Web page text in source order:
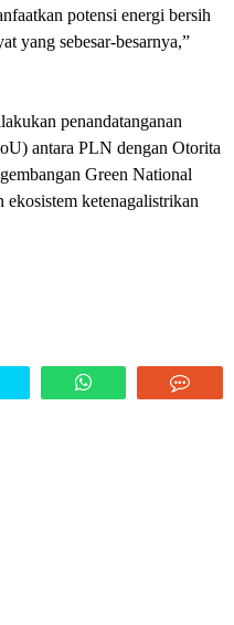
potensi energi bersih
yang sebesar-besarnya,”
penandatanganan
antara PLN dengan Otorita
Green National
ketenagalistrikan